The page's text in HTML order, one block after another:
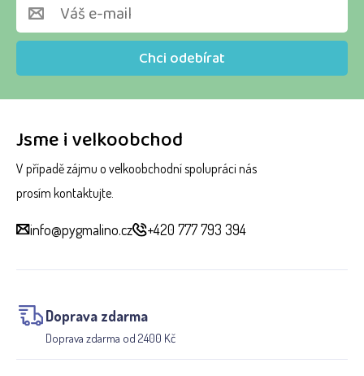
Jsme i velkoobchod
V případě zájmu o velkoobchodní spolupráci nás
prosím kontaktujte.
info@pygmalino.cz +420 777 793 394
Doprava zdarma
Doprava zdarma od 2400 Kč
Chci odebírat